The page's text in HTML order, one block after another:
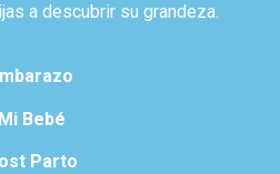
a descubrir su grandeza.
Mi Bebé
Parto